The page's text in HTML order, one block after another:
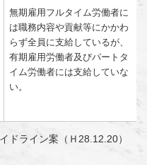
無期雇用フルタイム労働者に
は職務内容や貢献等にかかわ
らず全員に支給しているが、
有期雇用労働者及びパートタ
イム労働者には支給していな
い。
ドライン案（Ｈ28.12.20）